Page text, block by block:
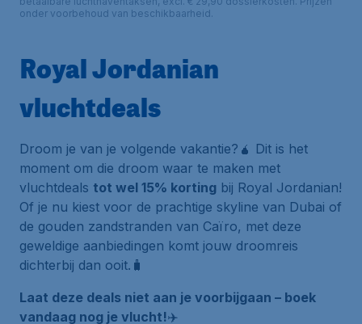
onder voorbehoud van beschikbaarheid.
Royal Jordanian
vluchtdeals
Droom je van je volgende vakantie?🧉 Dit is het
moment om die droom waar te maken met
vluchtdeals tot wel 15% korting bij Royal Jordanian!
Of je nu kiest voor de prachtige skyline van Dubai of
de gouden zandstranden van Caïro, met deze
geweldige aanbiedingen komt jouw droomreis
dichterbij dan ooit.🧳
Laat deze deals niet aan je voorbijgaan – boek
vandaag nog je vlucht!✈️